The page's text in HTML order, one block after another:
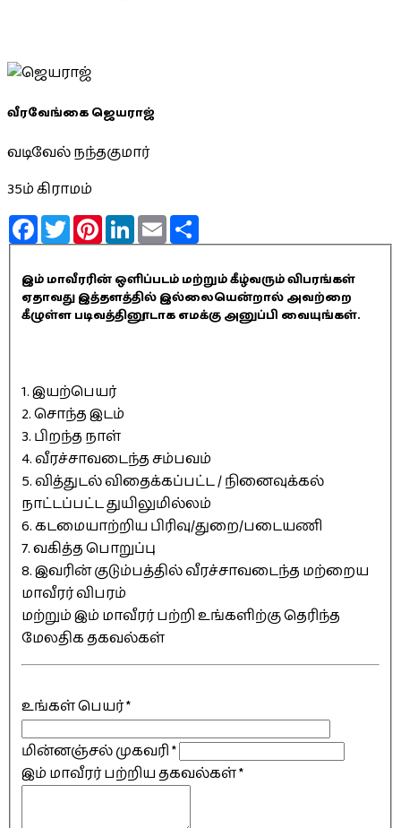
வீரவேங்கை ஜெயராஜ்
வடிவேல் நந்தகுமார்
35ம் கிராமம்
FacebookTwitterPinterestLinkedInEmail
இம் மாவீரரின் ஒளிப்படம் மற்றும் கீழ்வரும் விபரங்கள்
ஏதாவது இத்தளத்தில் இல்லையென்றால் அவற்றை
கீழுள்ள படிவத்தினூடாக எமக்கு அனுப்பி வையுங்கள்.
1. இயற்பெயர்
2. சொந்த இடம்
3. பிறந்த நாள்
4. வீரச்சாவடைந்த சம்பவம்
5. வித்துடல் விதைக்கப்பட்ட / நினைவுக்கல்
நாட்டப்பட்ட துயிலுமில்லம்
6. கடமையாற்றிய பிரிவு/துறை/படையணி
7. வகித்த பொறுப்பு
8. இவரின் குடும்பத்தில் வீரச்சாவடைந்த மற்றைய
மாவீரர் விபரம்
மற்றும் இம் மாவீரர் பற்றி உங்களிற்கு தெரிந்த
மேலதிக தகவல்கள்
உங்கள் பெயர்*
மின்னஞ்சல் முகவரி*
இம் மாவீரர் பற்றிய தகவல்கள்*